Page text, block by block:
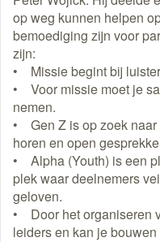
op weg kunnen helpen
bemoediging zijn voor
zijn:
• Missie begint bij
• Voor missie moet je
nemen.
• Gen Z is op zoek naar
horen en open
• Alpha (Youth) is een
plek waar deelnemers
geloven.
• Door het organiseren
leiders en kan je